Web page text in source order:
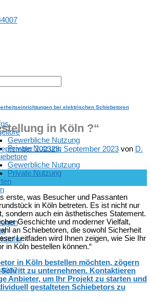
Gewerbliche Nutzung
Private Nutzung
Gewerbliche Nutzung
Private Nutzung
bei elektrischen Schiebetoren
in Köln ?“
202329. September 2023 von D.
erste, was Besucher und Passanten
in Köln betreten. Es ist nicht nur
sondern auch ein ästhetisches Statement.
Geschichte und moderner Vielfalt,
an Schiebetoren, die sowohl Sicherheit
Leitfaden wird Ihnen zeigen, wie Sie Ihr
in Köln bestellen können.“
in Köln bestellen möchten, zögern
zu unternehmen. Kontaktieren
Anbieter, um Ihr Projekt zu starten und
gestalteten Schiebetors zu